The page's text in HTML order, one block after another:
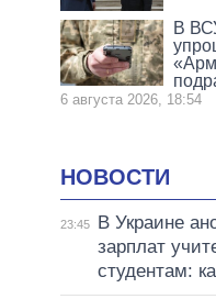
В
6 августа 2026, 18:54
НОВОСТИ
23:45
В Украине
зарплат
студентам: